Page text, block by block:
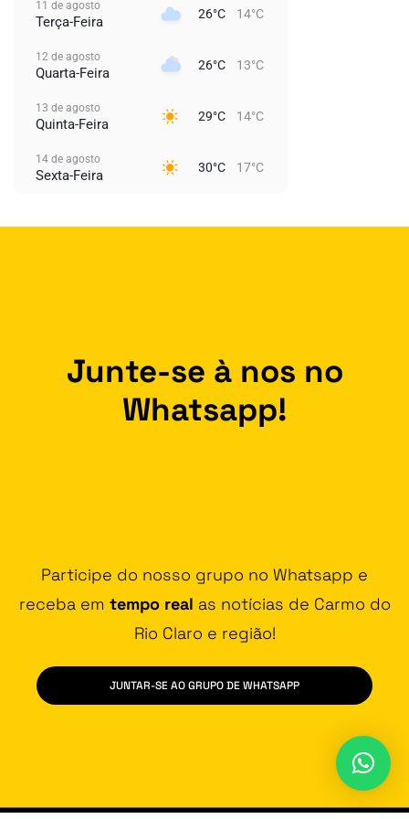
11 de agosto
Terça-Feira 26°C 14°C
12 de agosto
Quarta-Feira 26°C 13°C
13 de agosto
Quinta-Feira 29°C 14°C
14 de agosto
Sexta-Feira 30°C 17°C
Junte-se à nos no
Whatsapp!
Participe do nosso grupo no Whatsapp e
receba em tempo real as notícias de Carmo do
Rio Claro e região!
JUNTAR-SE AO GRUPO DE WHATSAPP